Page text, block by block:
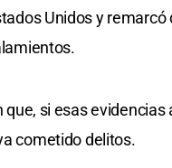
Unidos y
si esas
cometido delitos.